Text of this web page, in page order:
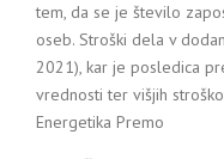
tem, da se je število
oseb. Stroški dela v
2021), kar je posledica
vrednosti ter višjih
Energetika Premo